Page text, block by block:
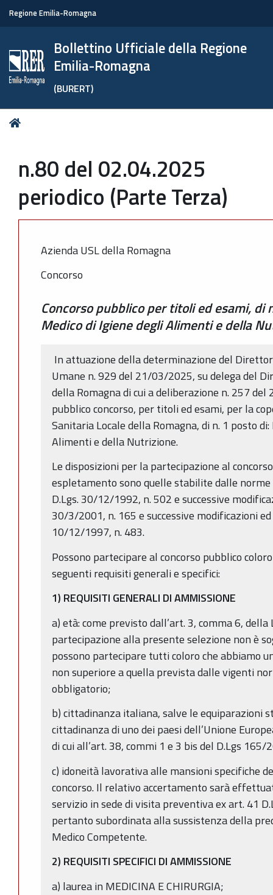
Regione Emilia-Romagna
Bollettino Ufficiale della Regione
Emilia-Romagna
(BURERT)
Tu
n.80 del 02.04.2025
periodico (Parte Terza)
Azienda USL della Romagna
Concorso
Concorso pubblico per titoli ed esami, di
Medico di Igiene degli Alimenti e della
In attuazione della determinazione del
Umane n. 929 del 21/03/2025, su delega del
della Romagna di cui a deliberazione n. 257
pubblico concorso, per titoli ed esami, per la
Sanitaria Locale della Romagna, di n. 1 posto
Alimenti e della Nutrizione.
Le disposizioni per la partecipazione al
espletamento sono quelle stabilite dalle norme
D.Lgs. 30/12/1992, n. 502 e successive
30/3/2001, n. 165 e successive modificazioni
10/12/1997, n. 483.
Possono partecipare al concorso pubblico
seguenti requisiti generali e specifici:
1) REQUISITI GENERALI DI AMMISSIONE
a) età: come previsto dall’art. 3, comma 6,
partecipazione alla presente selezione non è
possono partecipare tutti coloro che abbiamo
non superiore a quella prevista dalle vigenti
obbligatorio;
b) cittadinanza italiana, salve le equiparazioni
cittadinanza di uno dei paesi dell’Unione
di cui all’art. 38, commi 1 e 3 bis del D.Lgs 165/
c) idoneità lavorativa alle mansioni specifiche
concorso. Il relativo accertamento sarà
servizio in sede di visita preventiva ex art. 41
pertanto subordinata alla sussistenza della
Medico Competente.
2) REQUISITI SPECIFICI DI AMMISSIONE
a) laurea in MEDICINA E CHIRURGIA;